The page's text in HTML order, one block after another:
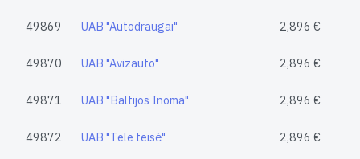
49869 UAB "Autodraugai" 2,896 €
49870 UAB "Avizauto" 2,896 €
49871 UAB "Baltijos Inoma" 2,896 €
49872 UAB "Tele teisė" 2,896 €